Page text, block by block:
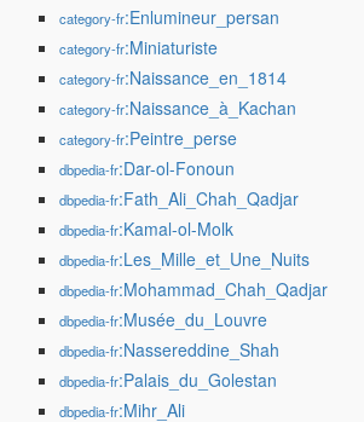
category-fr:Enlumineur_persan
category-fr:Miniaturiste
category-fr:Naissance_en_1814
category-fr:Naissance_à_Kachan
category-fr:Peintre_perse
dbpedia-fr:Dar-ol-Fonoun
dbpedia-fr:Fath_Ali_Chah_Qadjar
dbpedia-fr:Kamal-ol-Molk
dbpedia-fr:Les_Mille_et_Une_Nuits
dbpedia-fr:Mohammad_Chah_Qadjar
dbpedia-fr:Musée_du_Louvre
dbpedia-fr:Nassereddine_Shah
dbpedia-fr:Palais_du_Golestan
dbpedia-fr:Mihr_Ali